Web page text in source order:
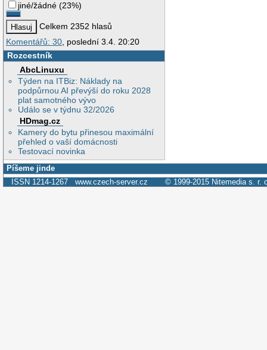
jiné/žádné (23%)
Celkem 2352 hlasů
Komentářů: 30 , poslední 3.4. 20:20
Rozcestník
AbcLinuxu
Týden na ITBiz: Náklady na
podpůrnou AI převýší do roku 2028
plat samotného vývo
Událo se v týdnu 32/2026
HDmag.cz
Kamery do bytu přinesou maximální
přehled o vaší domácnosti
Testovací novinka
Píšeme jinde
ISSN 1214-1267 www.czech-server.cz © 1999-2015 Nitemedia s. r.